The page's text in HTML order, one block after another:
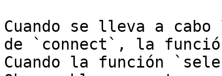
Cuando se lleva a
de `connect`, la
Cuando la función